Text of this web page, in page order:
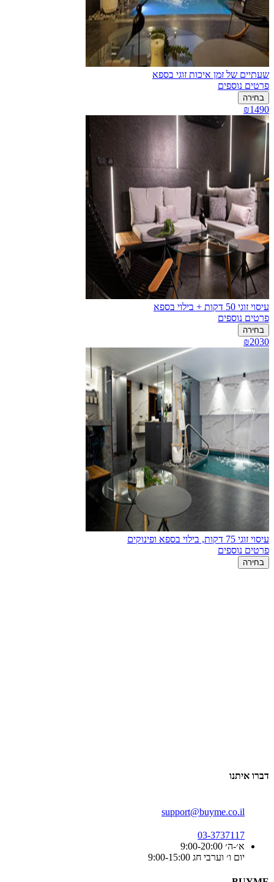
שעתיים של זמן איכות זוגי בספא
פרטים נוספים
בחירה
₪1490
עיסוי זוגי 50 דקות + בילוי בספא
פרטים נוספים
בחירה
₪2030
עיסוי זוגי 75 דקות, בילוי בספא ופינוקים
פרטים נוספים
בחירה
דברו איתנו
support@buyme.co.il
03-3737117
א׳-ה׳ 9:00-20:00
יום ו׳ וערבי חג 9:00-15:00